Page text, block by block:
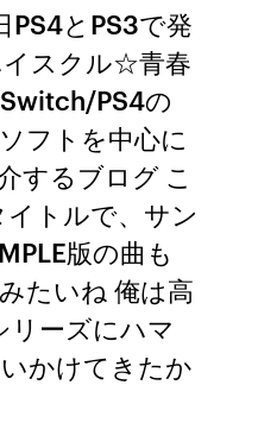
PS4とPS3で発
イスクル☆青春
PS4の
フトを中心に
するブログ こ
トルで、サン
版の曲も
たいね 俺は高
リーズにハマ
かけてきたか